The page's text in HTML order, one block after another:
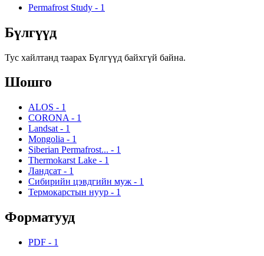
Permafrost Study - 1
Бүлгүүд
Тус хайлтанд таарах Бүлгүүд байхгүй байна.
Шошго
ALOS - 1
CORONA - 1
Landsat - 1
Mongolia - 1
Siberian Permafrost... - 1
Thermokarst Lake - 1
Ландсат - 1
Сибирийн цэвдгийн муж - 1
Термокарстын нуур - 1
Форматууд
PDF - 1